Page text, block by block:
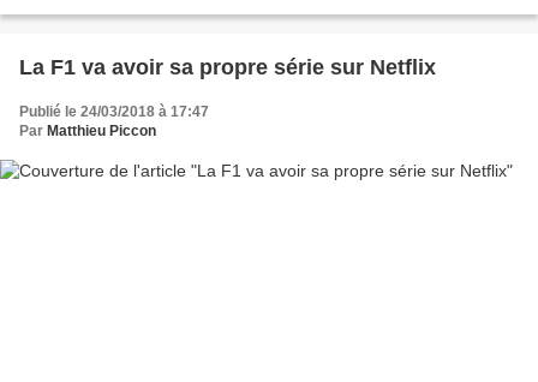
La F1 va avoir sa propre série sur Netflix
Publié le 24/03/2018 à 17:47
Par Matthieu Piccon